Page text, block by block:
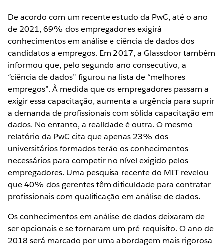
De acordo com um recente estudo da PwC, até o ano
de 2021, 69% dos empregadores exigirá
conhecimentos em análise e ciência de dados dos
candidatos a empregos. Em 2017, a Glassdoor também
informou que, pelo segundo ano consecutivo, a
“ciência de dados” figurou na lista de “melhores
empregos”. À medida que os empregadores passam a
exigir essa capacitação, aumenta a urgência para suprir
a demanda de profissionais com sólida capacitação em
dados. No entanto, a realidade é outra. O mesmo
relatório da PwC cita que apenas 23% dos
universitários formados terão os conhecimentos
necessários para competir no nível exigido pelos
empregadores. Uma pesquisa recente do MIT revelou
que 40% dos gerentes têm dificuldade para contratar
profissionais com qualificação em análise de dados.
Os conhecimentos em análise de dados deixaram de
ser opcionais e se tornaram um pré-requisito. O ano de
2018 será marcado por uma abordagem mais rigorosa